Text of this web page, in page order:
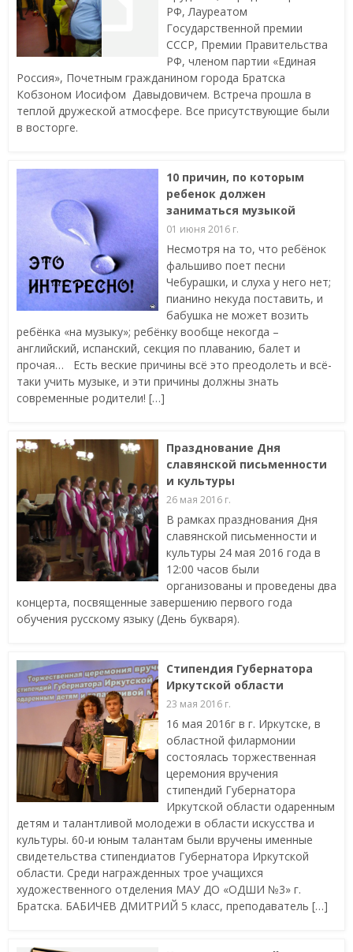
РФ, Лауреатом
Государственной премии
СССР, Премии Правительства
РФ, членом партии «Единая
Россия», Почетным гражданином города Братска
Кобзоном Иосифом Давыдовичем. Встреча прошла в
теплой дружеской атмосфере. Все присутствующие были
в восторге.
10 причин, по которым
ребенок должен
заниматься музыкой
01 июня 2016 г.
Несмотря на то, что ребёнок
фальшиво поет песни
Чебурашки, и слуха у него нет;
пианино некуда поставить, и
бабушка не может возить
ребёнка «на музыку»; ребёнку вообще некогда –
английский, испанский, секция по плаванию, балет и
прочая… Есть веские причины всё это преодолеть и всё-
таки учить музыке, и эти причины должны знать
современные родители! […]
Празднование Дня
славянской письменности
и культуры
26 мая 2016 г.
В рамках празднования Дня
славянской письменности и
культуры 24 мая 2016 года в
12:00 часов были
организованы и проведены два
концерта, посвященные завершению первого года
обучения русскому языку (День букваря).
Стипендия Губернатора
Иркутской области
23 мая 2016 г.
16 мая 2016г в г. Иркутске, в
областной филармонии
состоялась торжественная
церемония вручения
стипендий Губернатора
Иркутской области одаренным
детям и талантливой молодежи в области искусства и
культуры. 60-и юным талантам были вручены именные
свидетельства стипендиатов Губернатора Иркутской
области. Среди награжденных трое учащихся
художественного отделения МАУ ДО «ОДШИ №3» г.
Братска. БАБИЧЕВ ДМИТРИЙ 5 класс, преподаватель […]